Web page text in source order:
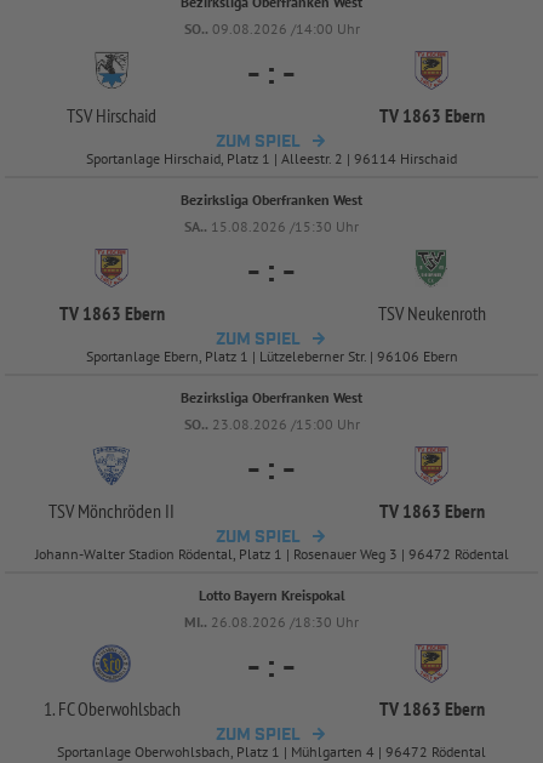
SO.. 09.08.2026 /14:00 Uhr
TSV Hirschaid
- : -
TV 1863 Ebern
ZUM SPIEL
Sportanlage Hirschaid, Platz 1 | Alleestr. 2 | 96114 Hirschaid
Bezirksliga Oberfranken West
SA.. 15.08.2026 /15:30 Uhr
TV 1863 Ebern
- : -
TSV Neukenroth
ZUM SPIEL
Sportanlage Ebern, Platz 1 | Lützeleberner Str. | 96106 Ebern
Bezirksliga Oberfranken West
SO.. 23.08.2026 /15:00 Uhr
TSV Mönchröden II
- : -
TV 1863 Ebern
ZUM SPIEL
Johann-Walter Stadion Rödental, Platz 1 | Rosenauer Weg 3 | 96472 Rödental
Lotto Bayern Kreispokal
MI.. 26.08.2026 /18:30 Uhr
1. FC Oberwohlsbach
- : -
TV 1863 Ebern
ZUM SPIEL
Sportanlage Oberwohlsbach, Platz 1 | Mühlgarten 4 | 96472 Rödental